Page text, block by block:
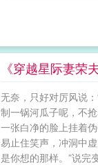
《穿越星际妻荣
无奈，只好对厉风说
制一锅河瓜子呢，不
一张白净的脸上挂着
易止住笑声，冲洞中
是你想的那样。”说完